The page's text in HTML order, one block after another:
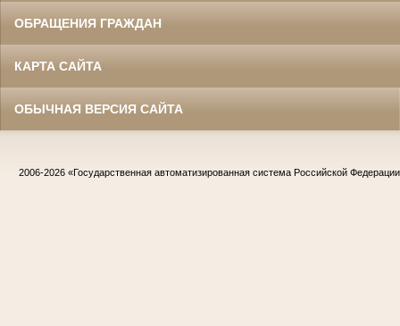
ОБРАЩЕНИЯ ГРАЖДАН
КАРТА САЙТА
ОБЫЧНАЯ ВЕРСИЯ САЙТА
2006-2026 «Государственная автоматизированная система Российской